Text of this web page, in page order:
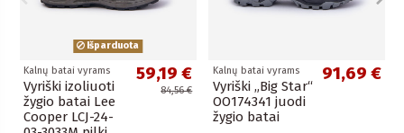
Išparduota
Kalnų batai vyrams
Vyriški izoliuoti
žygio batai Lee
Cooper LCJ-24-
59,19 €
84,56 €
Kalnų batai vyrams
Vyriški „Big Star“
OO174341 juodi
žygio batai
91,69 €